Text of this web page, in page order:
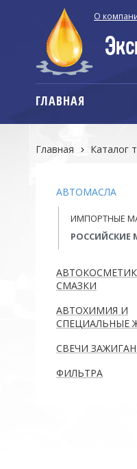
О
ГЛАВНАЯ
Главная Каталог
АВТОМАСЛА
ИМПОРТНЫЕ
РОССИЙСКИЕ
СМАЗКИ
АВТОХИМИЯ И
СПЕЦИАЛЬНЫЕ
СВЕЧИ
ФИЛЬТРА